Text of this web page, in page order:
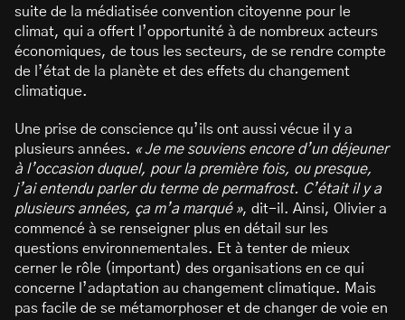
suite de la médiatisée convention citoyenne pour le
climat, qui a offert l’opportunité à de nombreux acteurs
économiques, de tous les secteurs, de se rendre compte
de l’état de la planète et des effets du changement
climatique.
Une prise de conscience qu’ils ont aussi vécue il y a
plusieurs années. « Je me souviens encore d’un déjeuner
à l’occasion duquel, pour la première fois, ou presque,
j’ai entendu parler du terme de permafrost. C’était il y a
plusieurs années, ça m’a marqué », dit-il. Ainsi, Olivier a
commencé à se renseigner plus en détail sur les
questions environnementales. Et à tenter de mieux
cerner le rôle (important) des organisations en ce qui
concerne l’adaptation au changement climatique. Mais
pas facile de se métamorphoser et de changer de voie en